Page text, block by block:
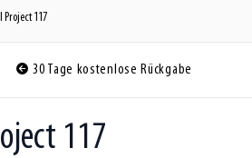
Project 117
Tage kostenlose Rückgabe
117